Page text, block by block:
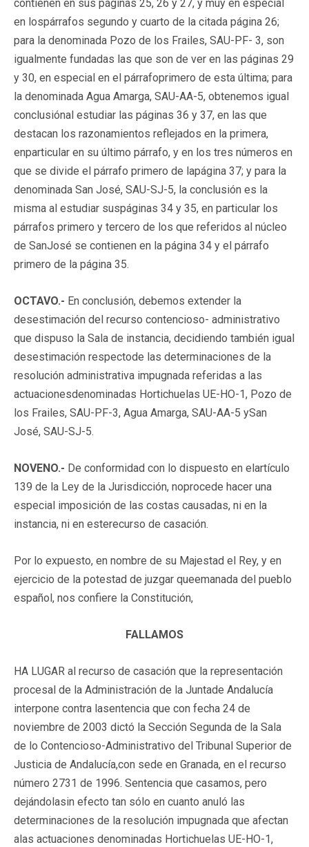
contienen en sus páginas 25, 26 y 27, y muy en especial
en lospárrafos segundo y cuarto de la citada página 26;
para la denominada Pozo de los Frailes, SAU-PF- 3, son
igualmente fundadas las que son de ver en las páginas 29
y 30, en especial en el párrafoprimero de esta última; para
la denominada Agua Amarga, SAU-AA-5, obtenemos igual
conclusiónal estudiar las páginas 36 y 37, en las que
destacan los razonamientos reflejados en la primera,
enparticular en su último párrafo, y en los tres números en
que se divide el párrafo primero de lapágina 37; y para la
denominada San José, SAU-SJ-5, la conclusión es la
misma al estudiar suspáginas 34 y 35, en particular los
párrafos primero y tercero de los que referidos al núcleo
de SanJosé se contienen en la página 34 y el párrafo
primero de la página 35.
OCTAVO.- En conclusión, debemos extender la
desestimación del recurso contencioso- administrativo
que dispuso la Sala de instancia, decidiendo también igual
desestimación respectode las determinaciones de la
resolución administrativa impugnada referidas a las
actuacionesdenominadas Hortichuelas UE-HO-1, Pozo de
los Frailes, SAU-PF-3, Agua Amarga, SAU-AA-5 ySan
José, SAU-SJ-5.
NOVENO.- De conformidad con lo dispuesto en elartículo
139 de la Ley de la Jurisdicción, noprocede hacer una
especial imposición de las costas causadas, ni en la
instancia, ni en esterecurso de casación.
Por lo expuesto, en nombre de su Majestad el Rey, y en
ejercicio de la potestad de juzgar queemanada del pueblo
español, nos confiere la Constitución,
FALLAMOS
HA LUGAR al recurso de casación que la representación
procesal de la Administración de la Juntade Andalucía
interpone contra lasentencia que con fecha 24 de
noviembre de 2003 dictó la Sección Segunda de la Sala
de lo Contencioso-Administrativo del Tribunal Superior de
Justicia de Andalucía,con sede en Granada, en el recurso
número 2731 de 1996. Sentencia que casamos, pero
dejándolasin efecto tan sólo en cuanto anuló las
determinaciones de la resolución impugnada que afectan
alas actuaciones denominadas Hortichuelas UE-HO-1,